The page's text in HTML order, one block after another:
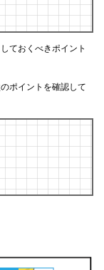
ておくべきポイント
ポイントを確認して